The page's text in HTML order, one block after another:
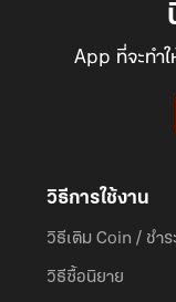
App ที่จะทำ
วิธีการใช้งาน
วิธีเติม Coin / ชำร
วิธีซื้อนิยาย